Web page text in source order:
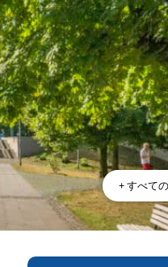
+ すべて